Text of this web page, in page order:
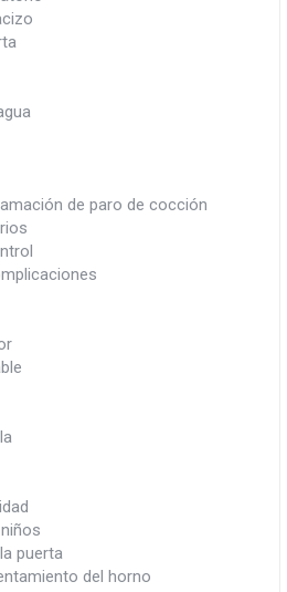
de paro de cocción
puerta
del horno